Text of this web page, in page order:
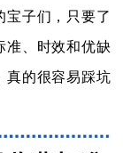
子们，只要了
准、时效和优缺
真的很容易踩坑